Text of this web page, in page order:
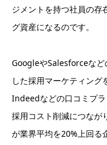
ジメントを持つ社員の存
グ資産になるのです。
GoogleやSalesforceなど
した採用マーケティン
Indeedなどの口コミプ
採用コスト削減につなが
が業界平均を20%上回る